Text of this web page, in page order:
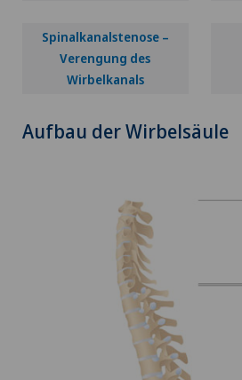
Spinalkanalstenose –
Verengung des
Wirbelkanals
Aufbau der Wirbelsäule